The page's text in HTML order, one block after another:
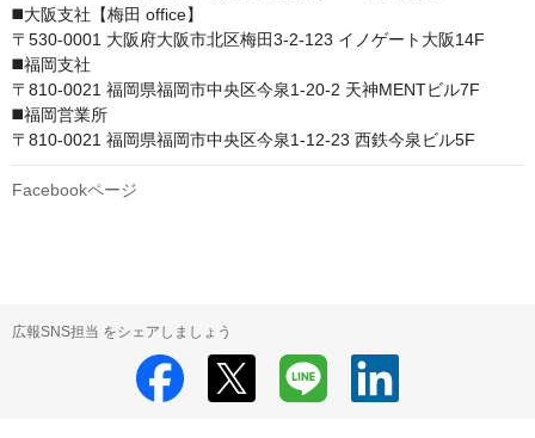
◼️大阪支社【梅田 office】
〒530-0001 大阪府大阪市北区梅田3-2-123 イノゲート大阪14F
◼️福岡支社
〒810-0021 福岡県福岡市中央区今泉1-20-2 天神MENTビル7F
◼️福岡営業所
〒810-0021 福岡県福岡市中央区今泉1-12-23 西鉄今泉ビル5F
Facebookページ
広報SNS担当 をシェアしましょう